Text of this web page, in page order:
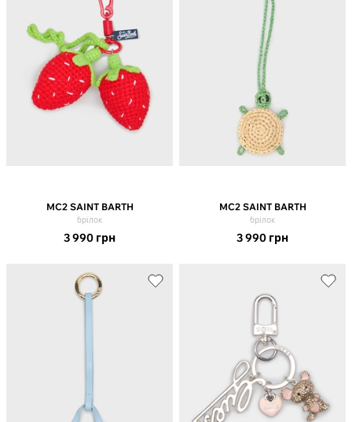
MC2 SAINT BARTH
брілок
3 990 грн
MC2 SAINT BARTH
брілок
3 990 грн